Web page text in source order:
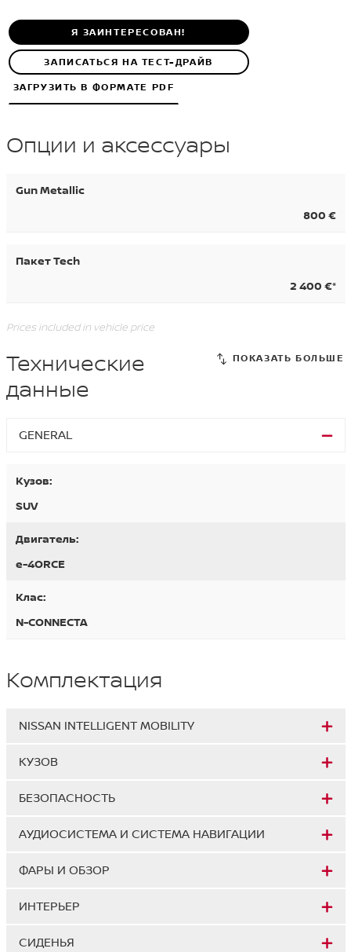
Я ЗАИНТЕРЕСОВАН!
ЗАПИСАТЬСЯ НА ТЕСТ-ДРАЙВ
ЗАГРУЗИТЬ В ФОРМАТЕ PDF
Опции и аксессуары
Gun Metallic
800 €
Пакет Tech
2 400 €*
Prices included in vehicle price
Технические
данные
GENERAL
Кузов:
SUV
Двигатель:
e-4ORCE
Клас:
N-CONNECTA
Комплектация
NISSAN INTELLIGENT MOBILITY
КУЗОВ
БЕЗОПАСНОСТЬ
АУДИОСИСТЕМА И СИСТЕМА НАВИГАЦИИ
ФАРЫ И ОБЗОР
ИНТЕРЬЕР
СИДЕНЬЯ